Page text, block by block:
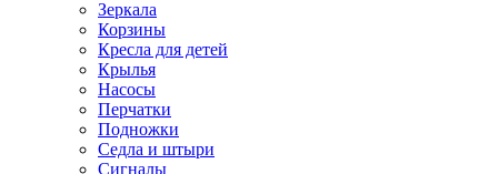
Зеркала
Корзины
Кресла для детей
Крылья
Насосы
Перчатки
Подножки
Седла и штыри
Сигналы